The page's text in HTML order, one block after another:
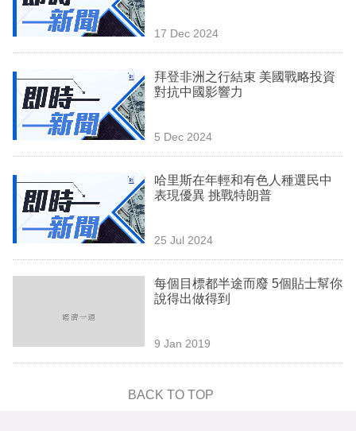
場
生
時
事
訂
閱
區
17 Dec 2024
拜登非洲之行結束 美國戰略投資
對抗中國影響力
5 Dec 2024
哈里斯在年輕和有色人種選民中
表現優異 挑戰特朗普
25 Jul 2024
每個目標都半途而廢 5個貼士幫你
說得出做得到
9 Jan 2019
BACK TO TOP